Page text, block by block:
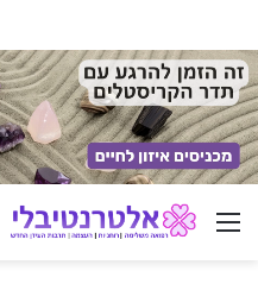
ניווט באתר